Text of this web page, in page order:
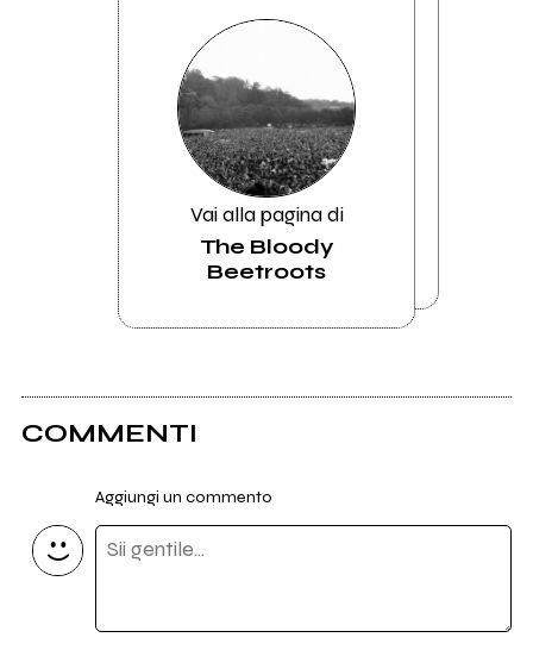
Vai alla pagina di
The Bloody
Beetroots
COMMENTI
Aggiungi un commento